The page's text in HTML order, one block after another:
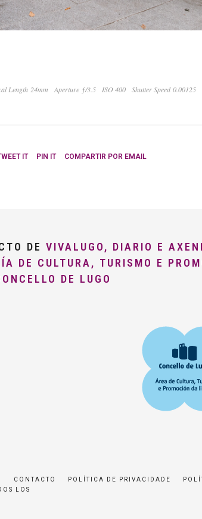
Length 24mm Aperture ƒ/3.5 ISO 400 Shutter Speed 0.00125
IT PIN IT COMPARTIR POR EMAIL
DE VIVALUGO, DIARIO E
DE CULTURA, TURISMO E
DE LUGO
CONTACTO POLÍTICA DE PRIVACIDADE
LOS